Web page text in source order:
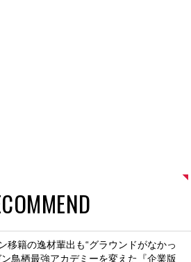
移籍の逸材輩出も“グラウンドがなかっ
鳥栖最強アカデミーを変えた『企業版